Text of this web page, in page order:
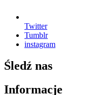
Twitter
Tumblr
instagram
Śledź nas
Informacje